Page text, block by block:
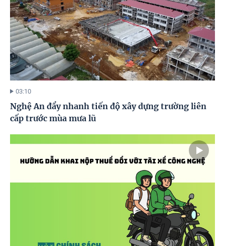
03:10
Nghệ An đẩy nhanh tiến độ xây dựng trường liên
cấp trước mùa mưa lũ